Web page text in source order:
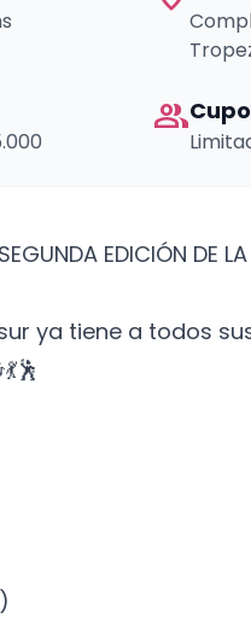
group
EDICIÓN DE
ya tiene a todos